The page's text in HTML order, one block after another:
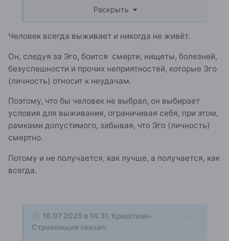
«ничего» и нет ничего другого? Любой человек -
буриданов осёл, стоящий у двух охапок сена (=у
одного"ничего", которое в двух его глазах
Раскрыть
Человек всегда выживает и никогда не живёт.
Он, следуя за Эго, боится смерти, нищеты, болезней,
безуспешности и прочих неприятностей, которые Эго
(личность) относит к неудачам.
Поэтому, что бы человек не выбрал, он выбирает
условия для выживания, ограничивая себя, при этом,
рамками допустимого, забывая, что Эго (личность)
смертно.
Потому и не получается, как лучше, а получается, как
всегда.
18.07.2025 в 14:31, Криштиан-
Страховщик сказал: